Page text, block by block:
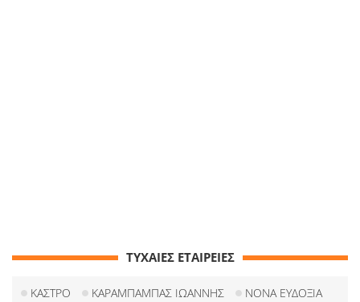
ΤΥΧΑΙΕΣ ΕΤΑΙΡΕΙΕΣ
ΚΑΣΤΡΟ ΚΑΡΑΜΠΑΜΠΑΣ ΙΩΑΝΝΗΣ
ΝΟΝΑ ΕΥΔΟΞΙΑ